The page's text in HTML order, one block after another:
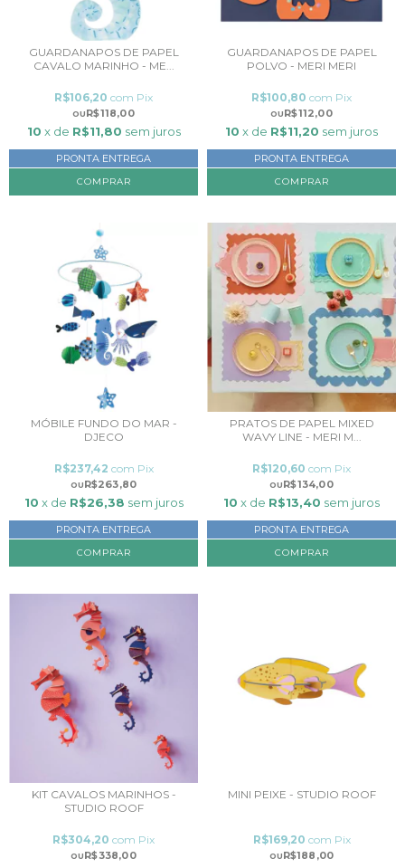
GUARDANAPOS DE PAPEL
CAVALO MARINHO - ME...
R$118,00
R$106,20 com Pix
10 x de R$11,80 sem juros
PRONTA ENTREGA
GUARDANAPOS DE PAPEL
POLVO - MERI MERI
R$112,00
R$100,80 com Pix
10 x de R$11,20 sem juros
PRONTA ENTREGA
MÓBILE FUNDO DO MAR -
DJECO
R$263,80
R$237,42 com Pix
10 x de R$26,38 sem juros
PRONTA ENTREGA
PRATOS DE PAPEL MIXED
WAVY LINE - MERI M...
R$134,00
R$120,60 com Pix
10 x de R$13,40 sem juros
PRONTA ENTREGA
COMPRAR
KIT CAVALOS MARINHOS -
STUDIO ROOF
R$338,00
R$304,20 com Pix
MINI PEIXE - STUDIO ROOF
R$188,00
R$169,20 com Pix